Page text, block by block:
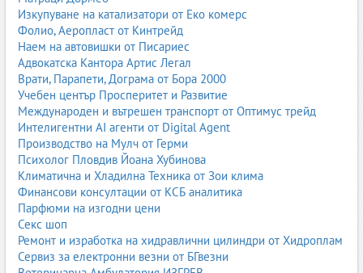
Изкупуване на катализатори от Еко комерс
Фолио, Аеропласт от Кинтрейд
Наем на автовишки от Писариес
Адвокатска Кантора Артис Легал
Врати, Парапети, Дограма от Бора 2000
Учебен център Просперитет и Развитие
Международен и вътрешен транспорт от Оптимус трейд
Интелигентни AI агенти от Digital Agent
Производство на Мулч от Герми
Психолог Пловдив Йоана Хубинова
Климатична и Хладилна Техника от Зои клима
Финансови консултации от КСБ аналитика
Парфюми на изгодни цени
Секс шоп
Ремонт и изработка на хидравлични цилиндри от Хидроплам
Сервиз за електронни везни от БГвезни